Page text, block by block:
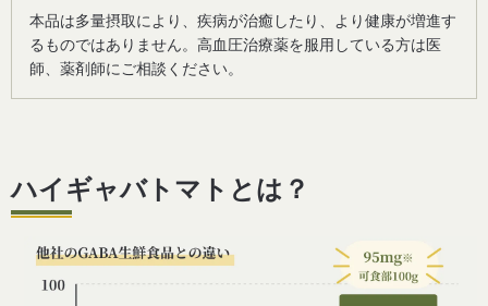
本品は多量摂取により、疾病が治癒したり、より健康が増進す
るものではありません。高血圧治療薬を服用している方は医
師、薬剤師にご相談ください。
ハイギャバトマトとは？